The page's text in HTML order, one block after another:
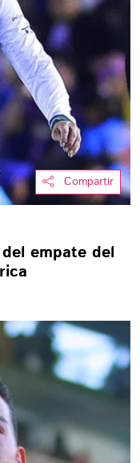
Compartir
empate del